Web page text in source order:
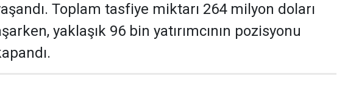
Toplam tasfiye miktarı 264 milyon doları
yaklaşık 96 bin yatırımcının pozisyonu